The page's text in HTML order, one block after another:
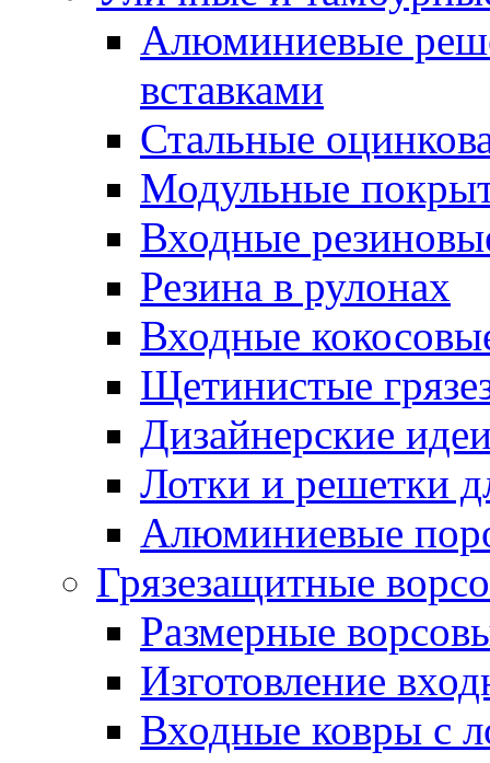
Алюминиевые
вставками
Стальные
Модульные
Входные
Резина в рулонах
Входные
Щетинистые
Дизайнерские
Лотки и решетки
Алюминиевые
Грязезащитные
Размерные
Изготовление
Входные ковры с